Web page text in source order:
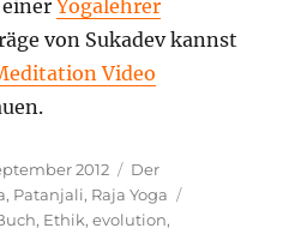
einerYogalehrer
von Sukadev kannst
Video
2012 Kategorien
Der
, Patanjali, Raja Yoga
, Ethik,evolution,